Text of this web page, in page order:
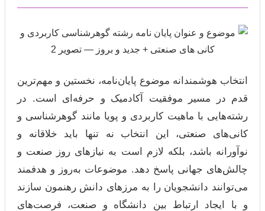
انتخاب هوشمندانه موضوع پایان‌نامه، نخستین و مهم‌ترین
قدم در مسیر موفقیت آکادمیک و حرفه‌ای است. در
رشته‌هایی با ماهیت کاربردی و پویا مانند گوهرشناسی و
کانی‌های صنعتی، این انتخاب نه تنها باید خلاقانه و
نوآورانه باشد، بلکه لازم است به نیازهای روز صنعت و
چالش‌های جهانی پاسخ دهد. موضوعات به‌روز و هدفمند
می‌توانند دانشجویان را به مرزهای دانش رهنمون سازند
و با ایجاد ارتباط بین دانشگاه و صنعت، فرصت‌های